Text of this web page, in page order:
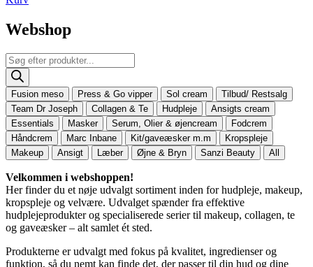
Webshop
Products
search
Fusion meso Press & Go vipper Sol cream
Tilbud/ Restsalg
Team Dr Joseph
Collagen & Te Hudpleje
Ansigts cream
Essentials
Masker Serum, Olier & øjencream
Fodcrem
Håndcrem
Marc Inbane Kit/gaveæsker m.m
Kropspleje
Makeup
Ansigt Læber Øjne & Bryn Sanzi Beauty All
Velkommen i webshoppen!
Her finder du et nøje udvalgt sortiment inden for hudpleje, makeup,
kropspleje og velvære. Udvalget spænder fra effektive
hudplejeprodukter og specialiserede serier til makeup, collagen, te
og gaveæsker – alt samlet ét sted.
Produkterne er udvalgt med fokus på kvalitet, ingredienser og
funktion, så du nemt kan finde det, der passer til din hud og dine